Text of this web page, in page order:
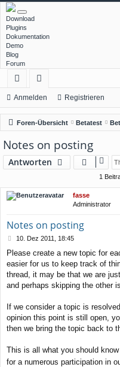
Download
Plugins
Dokumentation
Demo
Blog
Forum
ch
ne
llz
ug
rif
f
or
en
Anmelden Registrieren
Foren-Übersicht Betatest
Notes on posting
Antworten
1
fasse
Administrator
Notes on posting
B
i
t
r
a
10. Dez 2011, 18:45
Please create a new topic for
easier for us to keep track of
thread, it may be that we are
and perhaps skipping the other
If we consider a topic is
opinion this point is still open,
then we bring the topic back to
This is all what you should
for a numerous participation in